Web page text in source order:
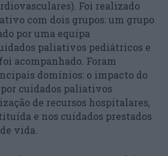
Foi realizado
com dois grupos: um grupo
por uma equipa
paliativos pediátricos e
acompanhado. Foram
domínios: o impacto do
cuidados paliativos
de recursos hospitalares,
e nos cuidados prestados
vida.